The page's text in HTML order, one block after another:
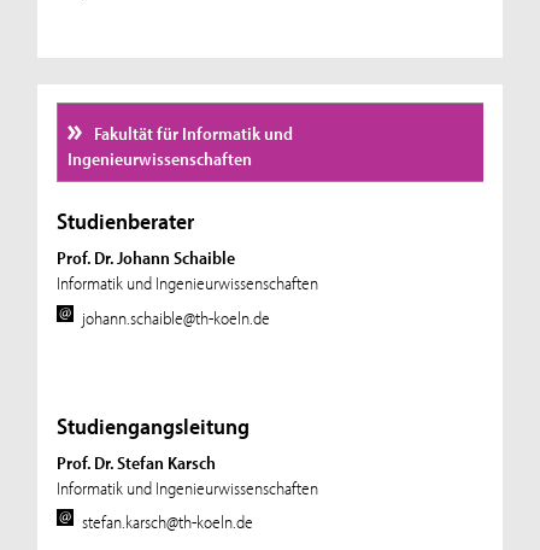
Fakultät für Informatik und
Ingenieurwissenschaften
Studienberater
Prof. Dr. Johann Schaible
Informatik und Ingenieurwissenschaften
johann.schaible@th-koeln.de
Studiengangsleitung
Prof. Dr. Stefan Karsch
Informatik und Ingenieurwissenschaften
stefan.karsch@th-koeln.de